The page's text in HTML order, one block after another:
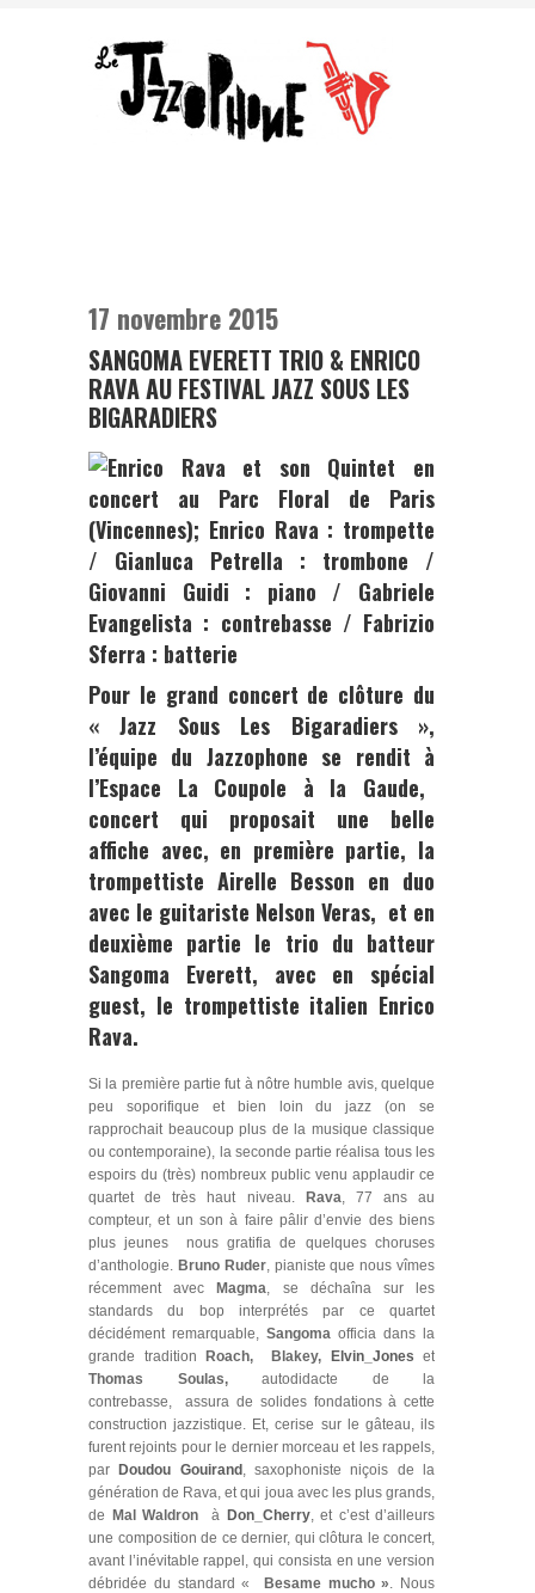
17 novembre 2015
SANGOMA EVERETT TRIO & ENRICO
RAVA AU FESTIVAL JAZZ SOUS LES
BIGARADIERS
Pour le grand concert de clôture du
«
Jazz Sous Les Bigaradiers »,
l’équipe du Jazzophone se rendit à
l’Espace La Coupole à la Gaude,
concert qui proposait une belle
affiche avec, en première partie, la
trompettiste Airelle Besson en duo
avec le guitariste Nelson Veras, et en
deuxième partie le trio du batteur
Sangoma Everett, avec en spécial
guest, le trompettiste italien Enrico
Rava.
Si la première partie fut à nôtre humble avis, quelque
peu soporifique et bien loin du jazz (on se
rapprochait beaucoup plus de la musique classique
ou contemporaine), la seconde partie réalisa tous les
espoirs du (très) nombreux public venu applaudir ce
quartet de très haut niveau.Rava, 77 ans au
compteur, et un son à faire pâlir d’envie des biens
plus jeunes nous gratifia de quelques choruses
d’anthologie. Bruno Ruder, pianiste que nous vîmes
récemment avec
Magma, se déchaîna sur les
standards du bop interprétés par ce quartet
décidément remarquable, Sangoma officia dans la
grande tradition
Roach, Blakey, Elvin_Jones et
Thomas Soulas, autodidacte de la
contrebasse, assura de solides fondations à cette
construction jazzistique. Et, cerise sur le gâteau, ils
furent rejoints pour le dernier morceau et les rappels,
par
Doudou Gouirand , saxophoniste niçois de la
génération de Rava, et qui joua avec les plus grands,
de
Mal Waldron à Don_Cherry, et c’est d’ailleurs
une composition de ce dernier, qui clôtura le concert,
avant l’inévitable rappel, qui consista en une version
débridée du standard «
Besame mucho ». Nous